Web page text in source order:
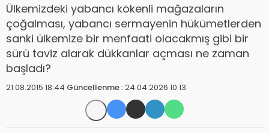
Ülkemizdeki yabancı kökenli mağazaların
çoğalması, yabancı sermayenin hükümetlerden
sanki ülkemize bir menfaati olacakmış gibi bir
sürü taviz alarak dükkanlar açması ne zaman
başladı?
21.08.2015 18:44 Güncellenme :24.04.2026 10:13